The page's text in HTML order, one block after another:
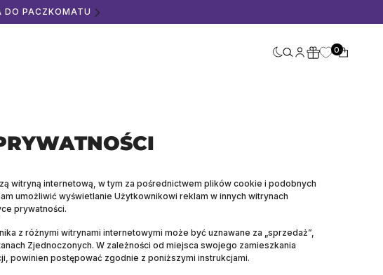
PACZKOMATU
0
witryną internetową, w tym za pośrednictwem plików cookie i podobnych
umożliwić wyświetlanie Użytkownikowi reklam w innych witrynach
prywatności.
z różnymi witrynami internetowymi może być uznawane za „sprzedaż”,
Zjednoczonych. W zależności od miejsca swojego zamieszkania
powinien postępować zgodnie z poniższymi instrukcjami.